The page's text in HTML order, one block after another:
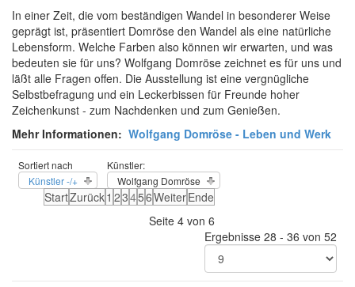
In einer Zeit, die vom beständigen Wandel in besonderer Weise
geprägt ist, präsentiert Domröse den Wandel als eine natürliche
Lebensform. Welche Farben also können wir erwarten, und was
bedeuten sie für uns? Wolfgang Domröse zeichnet es für uns und
läßt alle Fragen offen. Die Ausstellung ist eine vergnügliche
Selbstbefragung und ein Leckerbissen für Freunde hoher
Zeichenkunst - zum Nachdenken und zum Genießen.
Mehr Informationen: Wolfgang Domröse - Leben und Werk
Sortiert nach
Künstler -/+
Künstler:
Wolfgang Domröse
StartZurück1 23456WeiterEnde
Seite 4 von 6
Ergebnisse 28 - 36 von 52